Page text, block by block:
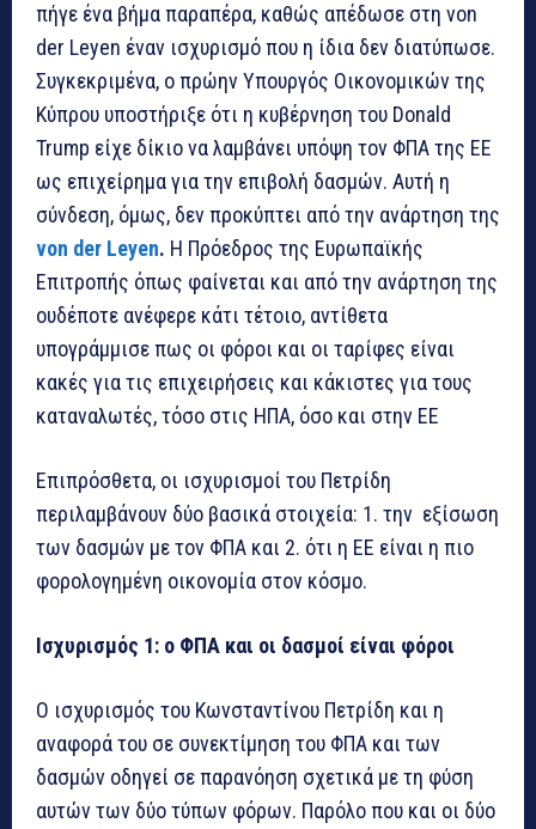
πήγε ένα βήμα παραπέρα, καθώς απέδωσε στη von
der Leyen έναν ισχυρισμό που η ίδια δεν διατύπωσε.
Συγκεκριμένα, ο πρώην Υπουργός Οικονομικών της
Κύπρου υποστήριξε ότι η κυβέρνηση του Donald
Trump είχε δίκιο να λαμβάνει υπόψη τον ΦΠΑ της ΕΕ
ως επιχείρημα για την επιβολή δασμών. Αυτή η
σύνδεση, όμως, δεν προκύπτει από την ανάρτηση της
von der Leyen. Η Πρόεδρος της Ευρωπαϊκής
Επιτροπής όπως φαίνεται και από την ανάρτηση της
ουδέποτε ανέφερε κάτι τέτοιο, αντίθετα
υπογράμμισε πως οι φόροι και οι ταρίφες είναι
κακές για τις επιχειρήσεις και κάκιστες για τους
καταναλωτές, τόσο στις ΗΠΑ, όσο και στην ΕΕ
Επιπρόσθετα, οι ισχυρισμοί του Πετρίδη
περιλαμβάνουν δύο βασικά στοιχεία: 1. την εξίσωση
των δασμών με τον ΦΠΑ και 2. ότι η ΕΕ είναι η πιο
φορολογημένη οικονομία στον κόσμο.
Ισχυρισμός 1: ο ΦΠΑ και οι δασμοί είναι φόροι
Ο ισχυρισμός του Κωνσταντίνου Πετρίδη και η
αναφορά του σε συνεκτίμηση του ΦΠΑ και των
δασμών οδηγεί σε παρανόηση σχετικά με τη φύση
αυτών των δύο τύπων φόρων. Παρόλο που και οι δύο